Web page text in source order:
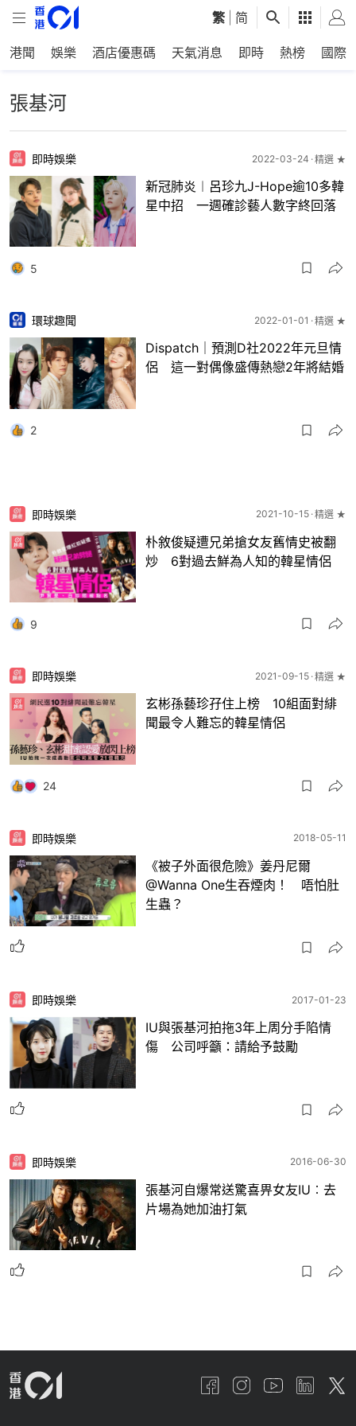
繁 简
港聞 娛樂 酒店優惠碼 天氣消息 即時 熱榜 國際
張基河
即時娛樂 2022-03-24 精選 ★
新冠肺炎︱呂珍九J-Hope逾10多韓
星中招 一週確診藝人數字終回落
5
環球趣聞 2022-01-01 精選 ★
Dispatch｜預測D社2022年元旦情
侶 這一對偶像盛傳熱戀2年將結婚
2
即時娛樂 2021-10-15 精選 ★
朴敘俊疑遭兄弟搶女友舊情史被翻
炒 6對過去鮮為人知的韓星情侶
9
即時娛樂 2021-09-15 精選 ★
玄彬孫藝珍孖住上榜 10組面對緋
聞最令人難忘的韓星情侶
24
即時娛樂 2018-05-11
《被子外面很危險》姜丹尼爾
@Wanna One生吞煙肉！ 唔怕肚
生蟲？
即時娛樂 2017-01-23
IU與張基河拍拖3年上周分手陷情
傷 公司呼籲：請給予鼓勵
即時娛樂 2016-06-30
張基河自爆常送驚喜畀女友IU︰去
片場為她加油打氣